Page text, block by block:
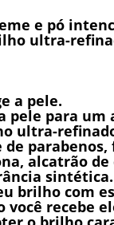
e pó
ultra-
a pele.
pele para um
ultra-
alcatrão de
brilho com
recebe